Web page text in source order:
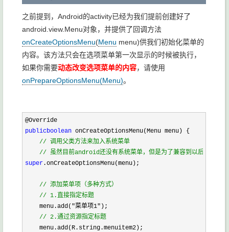
之前提到，Android的activity已经为我们提前创建好了
android.view.Menu对象，并提供了回调方法
onCreateOptionsMenu(Menu menu)供我们初始化菜单的
内容。该方法只会在选项菜单第一次显示的时候被执行，
如果你需要动态改变选项菜单的内容，请使用
onPrepareOptionsMenu(Menu)。
@Override
publicboolean onCreateOptionsMenu(Menu menu) {
// 调用父类方法来加入系统菜单
// 虽然目前android还没有系统菜单，但是为了兼容到以后的版本
super .onCreateOptionsMenu(menu);
// 添加菜单项（多种方式）
// 1.直接指定标题
    menu.add(
"菜单项1" );
// 2.通过资源指定标题
    menu.add(R.string.menuitem2);